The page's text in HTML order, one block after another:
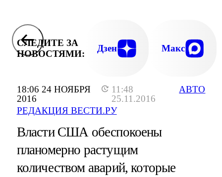
18:06 24 НОЯБРЯ
2016
11:48
25.11.2016
РЕДАКЦИЯ ВЕСТИ.РУ
АВТО
СЛЕДИТЕ ЗА
НОВОСТЯМИ:
Дзен Макс
Власти США обеспокоены
планомерно растущим
количеством аварий, которые